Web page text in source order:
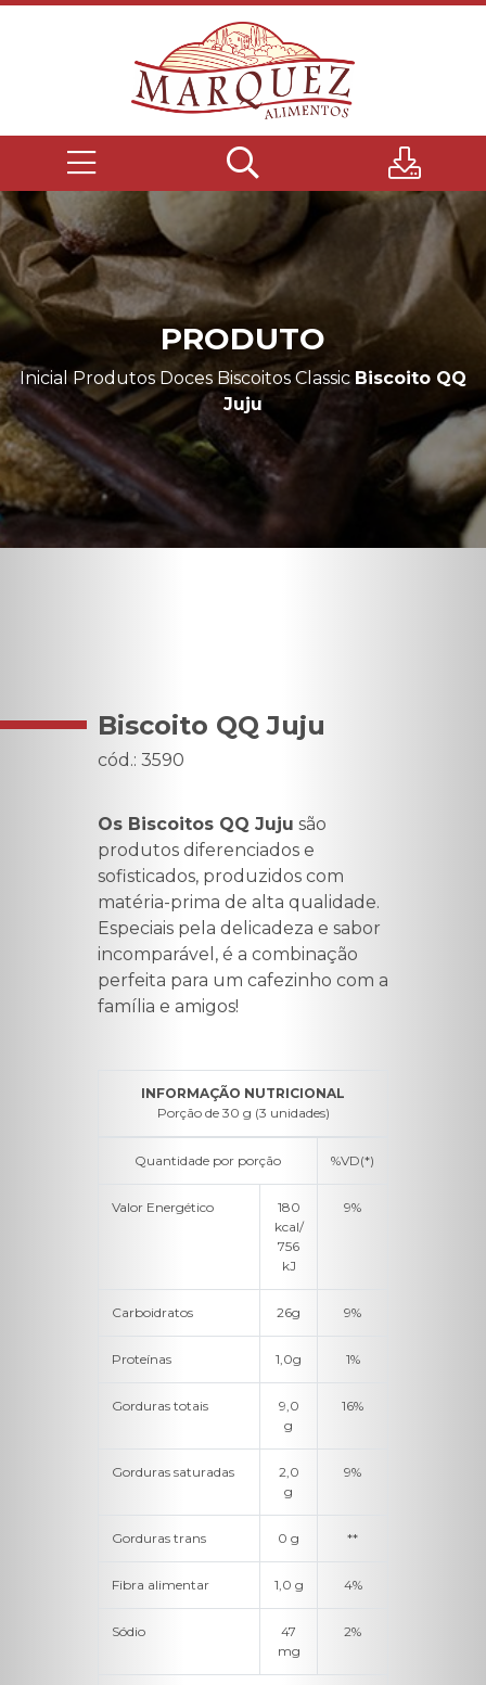
PRODUTO
Inicial Produtos Doces Biscoitos Classic Biscoito QQ
Juju
Biscoito QQ Juju
cód.: 3590
Os Biscoitos QQ Juju são
produtos diferenciados e
sofisticados, produzidos com
matéria-prima de alta qualidade.
Especiais pela delicadeza e sabor
incomparável, é a combinação
perfeita para um cafezinho com a
família e amigos!
INFORMAÇÃO NUTRICIONAL
Porção de 30 g (3 unidades)
Quantidade por porção %VD(*)
Valor Energético
180
kcal/
756
kJ
9%
Carboidratos 26g 9%
Proteínas 1,0g 1%
Gorduras totais
9,0
g
16%
Gorduras saturadas
2,0
g
9%
Gorduras trans 0 g **
Fibra alimentar 1,0 g 4%
Sódio
47
mg
2%